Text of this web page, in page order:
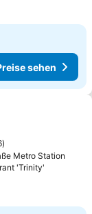
sehen
Metro Station
'Trinity'